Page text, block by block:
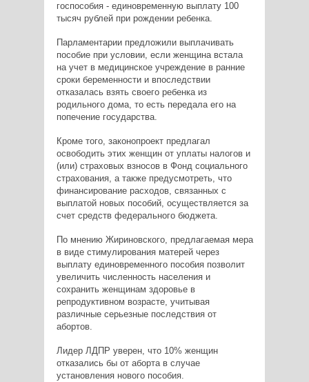
госпособия - единовременную выплату 100
тысяч рублей при рождении ребенка.
Парламентарии предложили выплачивать
пособие при условии, если женщина встала
на учет в медицинское учреждение в ранние
сроки беременности и впоследствии
отказалась взять своего ребенка из
родильного дома, то есть передала его на
попечение государства.
Кроме того, законопроект предлагал
освободить этих женщин от уплаты налогов и
(или) страховых взносов в Фонд социального
страхования, а также предусмотреть, что
финансирование расходов, связанных с
выплатой новых пособий, осуществляется за
счет средств федерального бюджета.
По мнению Жириновского, предлагаемая мера
в виде стимулирования матерей через
выплату единовременного пособия позволит
увеличить численность населения и
сохранить женщинам здоровье в
репродуктивном возрасте, учитывая
различные серьезные последствия от
абортов.
Лидер ЛДПР уверен, что 10% женщин
отказались бы от аборта в случае
установления нового пособия.